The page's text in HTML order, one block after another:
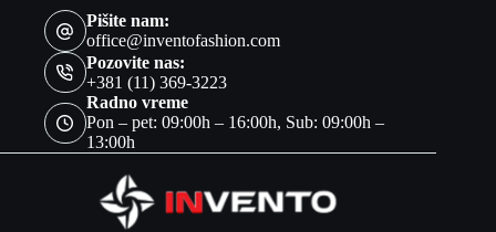
Pišite nam:
office@inventofashion.com
Pozovite nas:
+381 (11) 369-3223
Radno vreme
Pon – pet: 09:00h – 16:00h, Sub: 09:00h –
13:00h